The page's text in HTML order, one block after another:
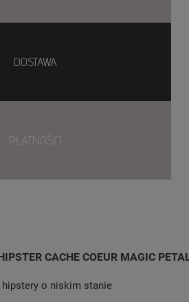
DOSTAWA
PŁATNOŚCI
CACHE COEUR MAGIC
o niskim stanie